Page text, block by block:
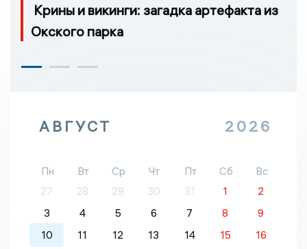
Крины и викинги: загадка артефакта из
Окского парка
АВГУСТ 2026
Пн Вт Ср Чт Пт Сб
Вс
27
28 29 30 31 1
2
3
4 5 6 7 8
9
10
11 12 13 14 15
16